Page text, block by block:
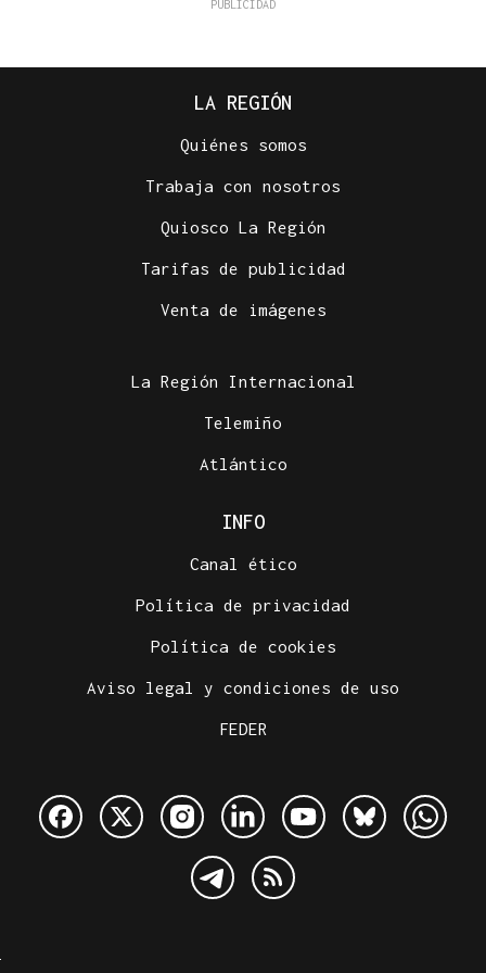
LA REGIÓN
Quiénes somos
Trabaja con nosotros
Quiosco La Región
Tarifas de publicidad
Venta de imágenes
La Región Internacional
Telemiño
Atlántico
INFO
Canal ético
Política de privacidad
Política de cookies
Aviso legal y condiciones de uso
FEDER